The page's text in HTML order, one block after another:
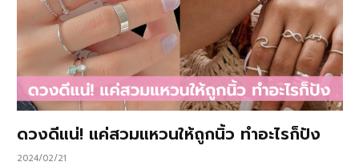
ดวงดีแน่! แค่สวมแหวนให้ถูกนิ้ว ทำอะไรก็ปัง
2024/02/21